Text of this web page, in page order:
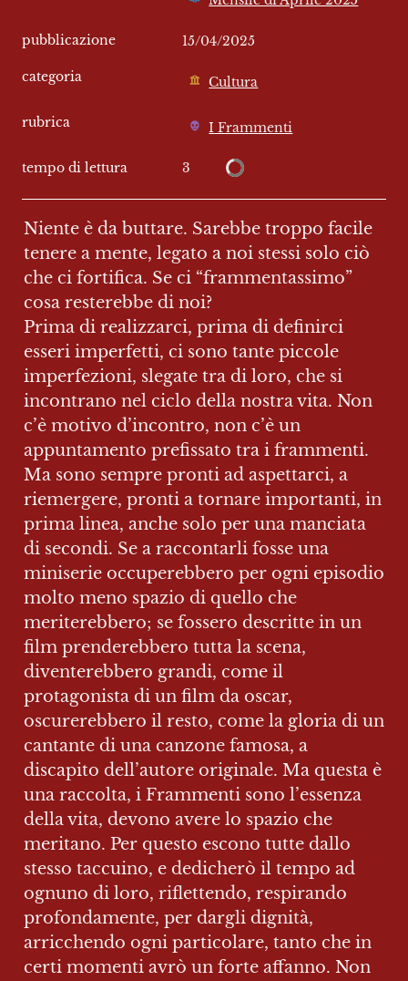
pubblicazione 15/04/2025
categoria Cultura
rubrica I Frammenti
tempo di lettura 3
Niente è da buttare. Sarebbe troppo facile
tenere a mente, legato a noi stessi solo ciò
che ci fortifica. Se ci “frammentassimo”
cosa resterebbe di noi?
Prima di realizzarci, prima di definirci
esseri imperfetti, ci sono tante piccole
imperfezioni, slegate tra di loro, che si
incontrano nel ciclo della nostra vita. Non
c’è motivo d’incontro, non c’è un
appuntamento prefissato tra i frammenti.
Ma sono sempre pronti ad aspettarci, a
riemergere, pronti a tornare importanti, in
prima linea, anche solo per una manciata
di secondi. Se a raccontarli fosse una
miniserie occuperebbero per ogni episodio
molto meno spazio di quello che
meriterebbero; se fossero descritte in un
film prenderebbero tutta la scena,
diventerebbero grandi, come il
protagonista di un film da oscar,
oscurerebbero il resto, come la gloria di un
cantante di una canzone famosa, a
discapito dell’autore originale. Ma questa è
una raccolta, i Frammenti sono l’essenza
della vita, devono avere lo spazio che
meritano. Per questo escono tutte dallo
stesso taccuino, e dedicherò il tempo ad
ognuno di loro, riflettendo, respirando
profondamente, per dargli dignità,
arricchendo ogni particolare, tanto che in
certi momenti avrò un forte affanno. Non